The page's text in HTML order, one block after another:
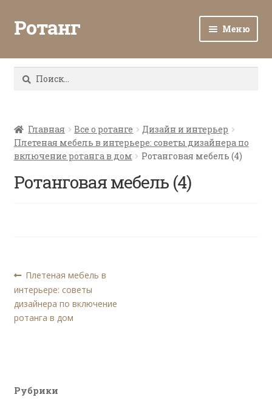
Ротанг Меню
Каталог
Все о ротанге
Ротанг оптом
Найти:
Главная Все о ротанге
Дизайн и интерьер
Плетеная мебель в интерьере: советы дизайнера по
включение ротанга в дом
Ротанговая мебель (4)
Ротанговая мебель (4)
Навигация
по
записям
Предыдущая
запись:
Плетеная мебель в
интерьере: советы
дизайнера по включение
ротанга в дом
Рубрики